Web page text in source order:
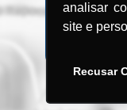
analisar
site e
Recusar